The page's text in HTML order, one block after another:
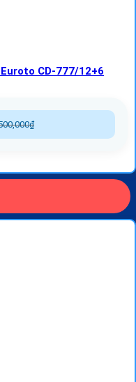
CD-777/12+6
₫